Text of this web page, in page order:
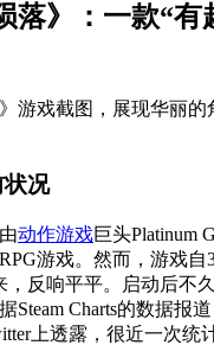
落》：一款“
况
动作游戏巨头Platinum
游戏。然而，游戏自
，反响平平。启动后不
Steam Charts的数据报
上透露，很近一次统